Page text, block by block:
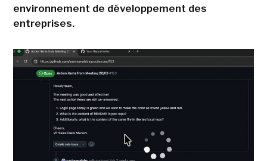
environnement de développement des
entreprises.